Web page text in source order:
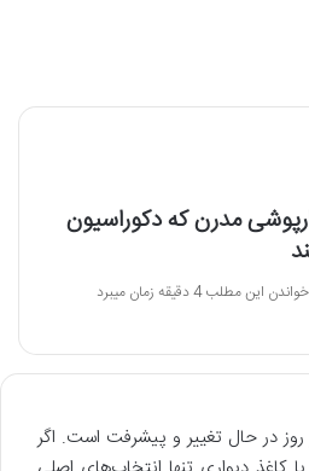
مدرن که دکوراسیون
خواندن این مطلب 4 دقیقه زمان میبرد
در حال تغییر و پیشرفت است. اگر